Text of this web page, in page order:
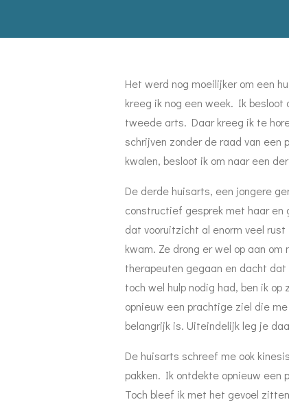
Het werd nog moeilijker om een
kreeg ik nog een week. Ik
tweede arts. Daar kreeg ik te
schrijven zonder de raad van een
kwalen, besloot ik om naar een
De derde huisarts, een jongere
constructief gesprek met haar en
dat vooruitzicht al enorm veel
kwam. Ze drong er wel op aan
therapeuten gegaan en dacht
toch wel hulp nodig had, ben ik
opnieuw een prachtige ziel die
belangrijk is. Uiteindelijk leg je
De huisarts schreef me ook
pakken. Ik ontdekte opnieuw een
Toch bleef ik met het gevoel